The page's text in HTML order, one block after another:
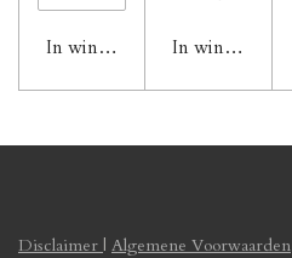
In winkelwagenIn winkelwagen
Disclaimer | Algemene Voorwaarden